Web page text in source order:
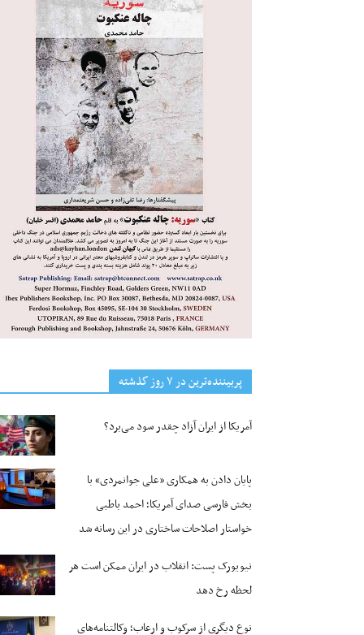
پربیننده‌ترین‌ در ۷ روز گذشته
آمریکا از ایران آزاد چقدر سود می‌برد؟
پایان دادن به همکاری «علی جوانمردی» با
بخش فارسی صدای آمریکا؛ احمد باطبی
خواستار اصلاحات ساختاری در این رسانه شد
نیویورک پست: انقلاب در ایران ممکن است هر
لحظه رخ دهد
نوع دیگری از سرکوب و ارعاب؛ وکالتنامه‌های